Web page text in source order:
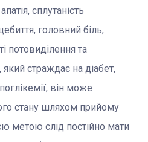
сплутаність
головний біль,
потовиділення та
страждає на діабет,
він може
стану шляхом прийому
метою слід постійно мати